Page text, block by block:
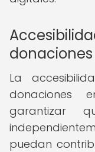
La
donaciones
garantizar
puedan